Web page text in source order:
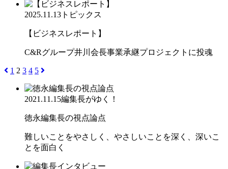
2025.11.13 トピックス
【ビジネスレポート】
C&Rグループ井川会長事業承継プロジェクトに投魂
1 2 3 4 5
2021.11.15編集長がゆく！
徳永編集長の視点論点
難しいことをやさしく、やさしいことを深く、深いこ
とを面白く